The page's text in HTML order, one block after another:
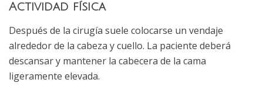
Actividad física
Después de la cirugía suele colocarse un vendaje
alrededor de la cabeza y cuello. La paciente deberá
descansar y mantener la cabecera de la cama
ligeramente elevada.